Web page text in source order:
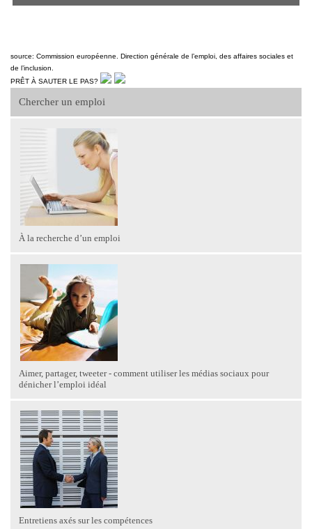
Chercher un emploi
À la recherche d’un emploi
Aimer, partager, tweeter - comment utiliser les médias sociaux pour
dénicher l’emploi idéal
Entretiens axés sur les compétences
source: Commission européenne. Direction générale de l’emploi, des affaires sociales et
de l’inclusion.
PRÊT À SAUTER LE PAS?